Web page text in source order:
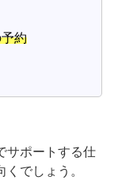
約
サポートする仕
でしょう。